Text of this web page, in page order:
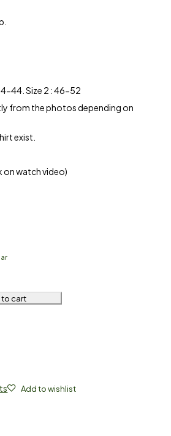
44. Size 2 : 46-52
from the photos depending on
exist.
on watch video)
cart